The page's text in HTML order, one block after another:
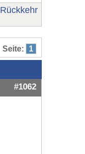
Rückkehr
Seite: 1
#1062